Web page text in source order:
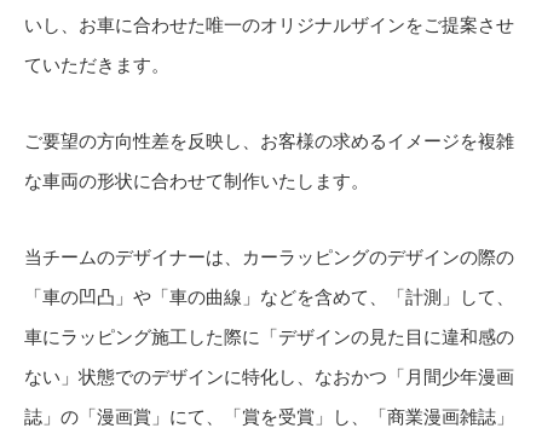
いし、お車に合わせた唯一のオリジナルザインをご提案させ
ていただきます。
ご要望の方向性差を反映し、お客様の求めるイメージを複雑
な車両の形状に合わせて制作いたします。
当チームのデザイナーは、カーラッピングのデザインの際の
「車の凹凸」や「車の曲線」などを含めて、「計測」して、
車にラッピング施工した際に「デザインの見た目に違和感の
ない」状態でのデザインに特化し、なおかつ「月間少年漫画
誌」の「漫画賞」にて、「賞を受賞」し、「商業漫画雑誌」